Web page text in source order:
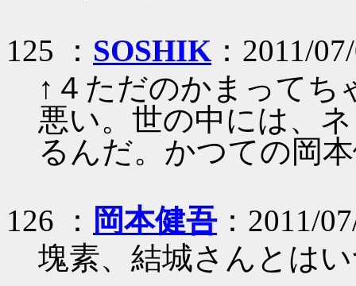
125 ： SOSHIK ：2011/
↑４ただのかまってち
悪い。世の中には、
るんだ。かつての岡
126 ： 岡本健吾：2011/
塊素、結城さんとは